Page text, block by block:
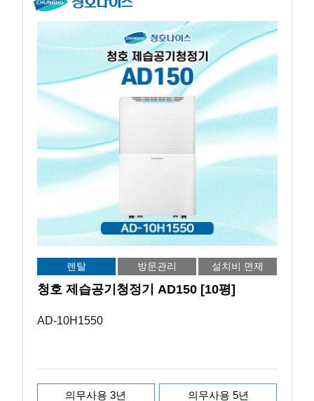
렌탈 방문관리 설치비 면제
청호 제습공기청정기 AD150 [10평]
AD-10H1550
의무사용 3년 의무사용 5년